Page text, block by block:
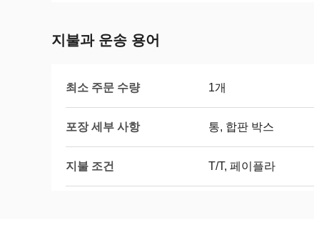
지불과 운송 용어
최소 주문 수량 1개
포장 세부 사항 통, 합판 박스
지불 조건 T/T, 페이플라